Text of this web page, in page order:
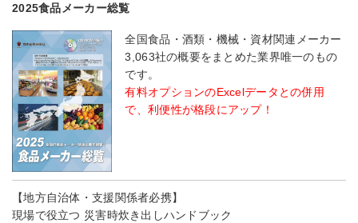
2025食品メーカー総覧
全国食品・酒類・機械・資材関連メーカー
3,063社の概要をまとめた業界唯一のもの
です。
有料オプションのExcelデータとの併用
で、利便性が格段にアップ！
【地方自治体・支援関係者必携】
現場で役立つ 災害時炊き出しハンドブック